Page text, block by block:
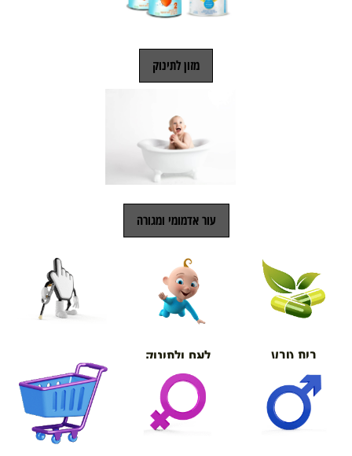
מזון לתינוק
עור אדמומי ומגורה
בית טבע לאם ולתינוק
אורטופדיה